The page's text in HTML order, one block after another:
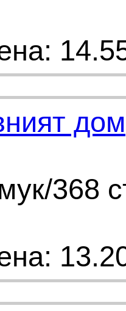
дом
368